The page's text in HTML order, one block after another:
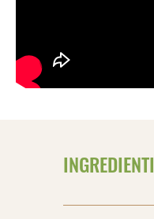
INGREDIENTI